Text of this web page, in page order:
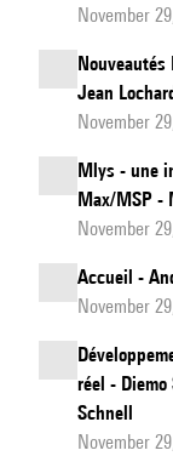
November
Jean Lochard
November
Mlys - une
Max/MSP -
November
Accueil -
November
réel -
Schnell
November